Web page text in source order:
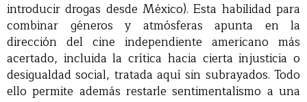
introducir drogas desde México). Esta habilidad para
combinar géneros y atmósferas apunta en la
dirección del cine independiente americano más
acertado, incluida la crítica hacia cierta injusticia o
desigualdad social, tratada aquí sin subrayados. Todo
ello permite además restarle sentimentalismo a una